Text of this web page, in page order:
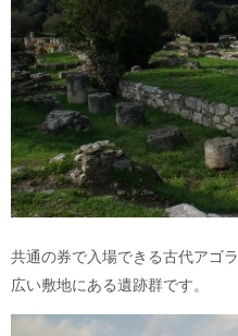
共通の券で入場できる古代アゴラ
広い敷地にある遺跡群です。